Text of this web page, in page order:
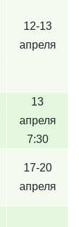
12-13
апреля
13
апреля
7:30
17-20
апреля